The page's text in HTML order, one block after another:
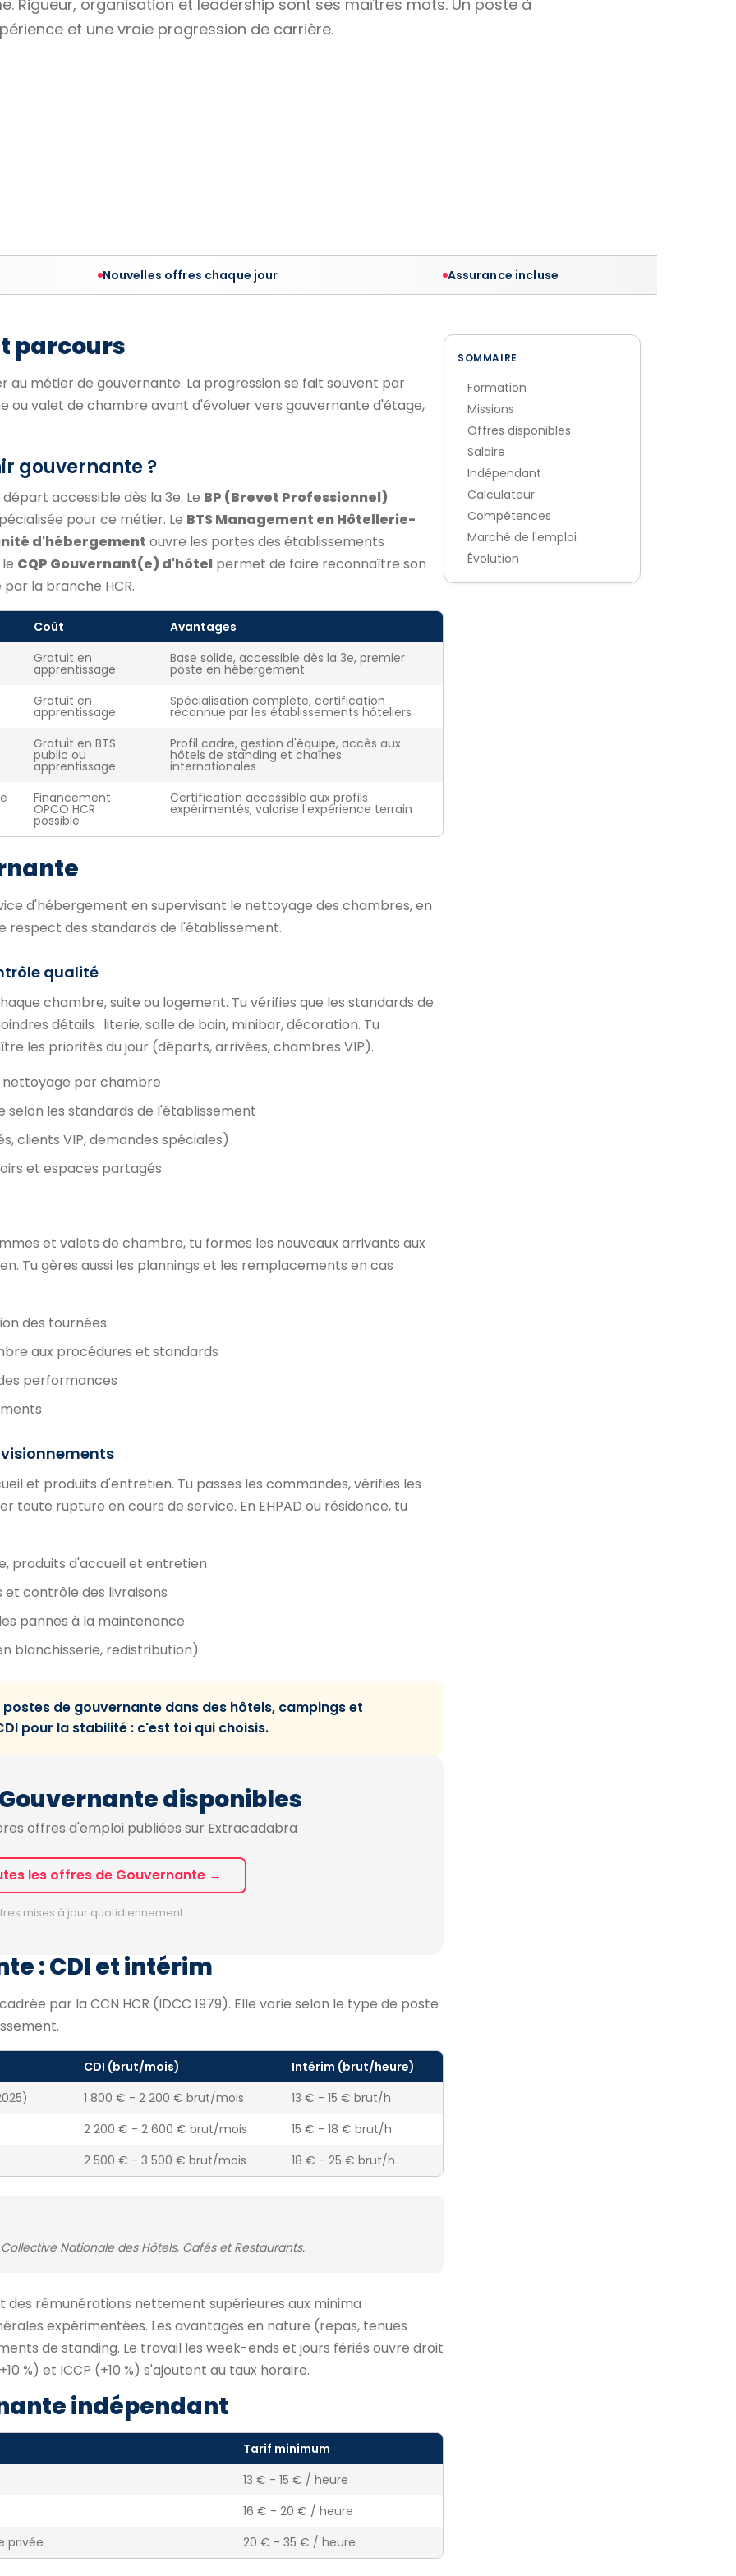
Rigueur, organisation et leadership sont ses maîtres mots. Un poste à
et une vraie progression de carrière.
Nouvelles offres chaque jour Assurance incluse
parcours
métier de gouvernante. La progression se fait souvent par
ou valet de chambre avant d'évoluer vers gouvernante d'étage,
gouvernante ?
accessible dès la 3e. Le BP (Brevet Professionnel)
pour ce métier. Le BTS Management en Hôtellerie-
d'hébergement ouvre les portes des établissements
CQP Gouvernant(e) d'hôtel permet de faire reconnaître son
la branche HCR.
Coût
Avantages
Gratuit en
apprentissage
Base solide, accessible dès la 3e, premier
poste en hébergement
Gratuit en
apprentissage
Spécialisation complète, certification
reconnue par les établissements hôteliers
Gratuit en BTS
public ou
apprentissage
Profil cadre, gestion d'équipe, accès aux
hôtels de standing et chaînes
internationales
Financement
OPCO HCR
possible
Certification accessible aux profils
expérimentés, valorise l'expérience terrain
d'hébergement en supervisant le nettoyage des chambres, en
respect des standards de l'établissement.
qualité
chambre, suite ou logement. Tu vérifies que les standards de
détails : literie, salle de bain, minibar, décoration. Tu
les priorités du jour (départs, arrivées, chambres VIP).
nettoyage par chambre
les standards de l'établissement
clients VIP, demandes spéciales)
et espaces partagés
et valets de chambre, tu formes les nouveaux arrivants aux
Tu gères aussi les plannings et les remplacements en cas
des tournées
aux procédures et standards
performances
et produits d'entretien. Tu passes les commandes, vérifies les
toute rupture en cours de service. En EHPAD ou résidence, tu
produits d'accueil et entretien
et contrôle des livraisons
pannes à la maintenance
blanchisserie, redistribution)
de gouvernante dans des hôtels, campings et
pour la stabilité : c'est toi qui choisis.
disponibles
offres d'emploi publiées sur Extracadabra
les offres de Gouvernante →
mises à jour quotidiennement
: CDI et intérim
par la CCN HCR (IDCC 1979). Elle varie selon le type de poste
CDI (brut/mois)
Intérim (brut/heure)
1 800 € - 2 200 € brut/mois
13 € - 15 € brut/h
2 200 € - 2 600 € brut/mois
15 € - 18 € brut/h
2 500 € - 3 500 € brut/mois
18 € - 25 € brut/h
Nationale des Hôtels, Cafés et Restaurants.
des rémunérations nettement supérieures aux minima
expérimentées. Les avantages en nature (repas, tenues
de standing. Le travail les week-ends et jours fériés ouvre droit
%) et ICCP (+10 %) s'ajoutent au taux horaire.
indépendant
Tarif minimum
13 € - 15 € / heure
16 € - 20 € / heure
privée
20 € - 35 € / heure
SOMMAIRE
Formation
Missions
Offres disponibles
Salaire
Indépendant
Calculateur
Compétences
Marché de l'emploi
Évolution